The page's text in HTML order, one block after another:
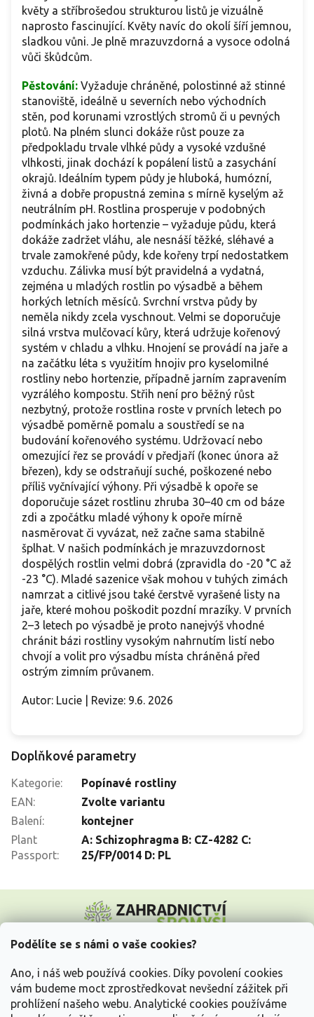
Podělíte se s námi o vaše cookies?
Ano, i náš web používá cookies. Díky povolení cookies
vám budeme moct zprostředkovat nevšední zážitek při
prohlížení našeho webu. Analytické cookies používáme
květy a stříbrošedou strukturou listů je vizuálně
naprosto fascinující. Květy navíc do okolí šíří jemnou,
sladkou vůni. Je plně mrazuvzdorná a vysoce odolná
vůči škůdcům.
Pěstování: Vyžaduje chráněné, polostinné až stinné
stanoviště, ideálně u severních nebo východních
stěn, pod korunami vzrostlých stromů či u pevných
plotů. Na plném slunci dokáže růst pouze za
předpokladu trvale vlhké půdy a vysoké vzdušné
vlhkosti, jinak dochází k popálení listů a zasychání
okrajů. Ideálním typem půdy je hluboká, humózní,
živná a dobře propustná zemina s mírně kyselým až
neutrálním pH. Rostlina prosperuje v podobných
podmínkách jako hortenzie – vyžaduje půdu, která
dokáže zadržet vláhu, ale nesnáší těžké, sléhavé a
trvale zamokřené půdy, kde kořeny trpí nedostatkem
vzduchu. Zálivka musí být pravidelná a vydatná,
zejména u mladých rostlin po výsadbě a během
horkých letních měsíců. Svrchní vrstva půdy by
neměla nikdy zcela vyschnout. Velmi se doporučuje
silná vrstva mulčovací kůry, která udržuje kořenový
systém v chladu a vlhku. Hnojení se provádí na jaře a
na začátku léta s využitím hnojiv pro kyselomilné
rostliny nebo hortenzie, případně jarním zapravením
vyzrálého kompostu. Střih není pro běžný růst
nezbytný, protože rostlina roste v prvních letech po
výsadbě poměrně pomalu a soustředí se na
budování kořenového systému. Udržovací nebo
omezující řez se provádí v předjaří (konec února až
březen), kdy se odstraňují suché, poškozené nebo
příliš vyčnívající výhony. Při výsadbě k opoře se
doporučuje sázet rostlinu zhruba 30–40 cm od báze
zdi a zpočátku mladé výhony k opoře mírně
nasměrovat či vyvázat, než začne sama stabilně
šplhat. V našich podmínkách je mrazuvzdornost
dospělých rostlin velmi dobrá (zpravidla do -20 °C až
-23 °C). Mladé sazenice však mohou v tuhých zimách
namrzat a citlivé jsou také čerstvě vyrašené listy na
jaře, které mohou poškodit pozdní mrazíky. V prvních
2–3 letech po výsadbě je proto nanejvýš vhodné
chránit bázi rostliny vysokým nahrnutím listí nebo
chvojí a volit pro výsadbu místa chráněná před
ostrým zimním průvanem.
Autor: Lucie | Revize: 9.6. 2026
Doplňkové parametry
Kategorie:
Popínavé rostliny
EAN:
Zvolte variantu
Balení:
kontejner
Plant
Passport:
A: Schizophragma B: CZ-4282 C:
25/FP/0014 D: PL
p
Vše o nákupu
Informace pro Vás